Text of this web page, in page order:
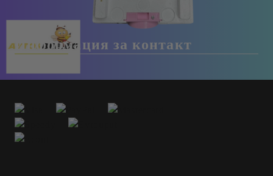
Информация за контакт
0988854173